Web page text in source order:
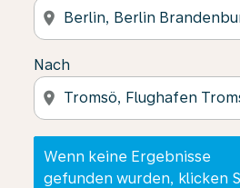
location_on
Nach
location_on
Wenn keine Ergebnisse
gefunden wurden, klicken